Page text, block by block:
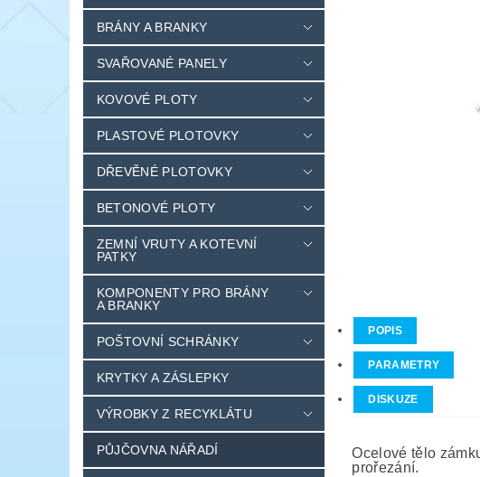
BRÁNY A BRANKY
SVAŘOVANÉ PANELY
KOVOVÉ PLOTY
PLASTOVÉ PLOTOVKY
DŘEVĚNÉ PLOTOVKY
BETONOVÉ PLOTY
ZEMNÍ VRUTY A KOTEVNÍ
PATKY
KOMPONENTY PRO BRÁNY
A BRANKY
POŠTOVNÍ SCHRÁNKY
KRYTKY A ZÁSLEPKY
VÝROBKY Z RECYKLÁTU
PŮJČOVNA NÁŘADÍ
POPIS
PARAMETRY
DISKUZE
Ocelové tělo
prořezání.